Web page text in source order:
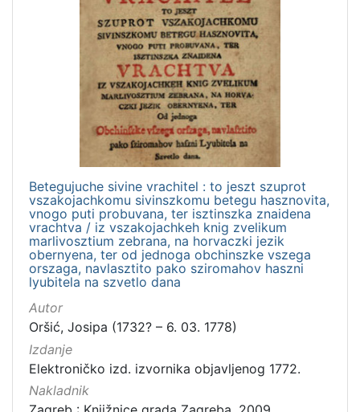
Betegujuche sivine vrachitel : to jeszt szuprot
vszakojachkomu sivinszkomu betegu hasznovita,
vnogo puti probuvana, ter isztinszka znaidena
vrachtva / iz vszakojachkeh knig zvelikum
marlivosztium zebrana, na horvaczki jezik
obernyena, ter od jednoga obchinszke vszega
orszaga, navlasztito pako sziromahov haszni
lyubitela na szvetlo dana
Autor
Oršić, Josipa (1732? – 6. 03. 1778)
Izdanje
Elektroničko izd. izvornika objavljenog 1772.
Nakladnik